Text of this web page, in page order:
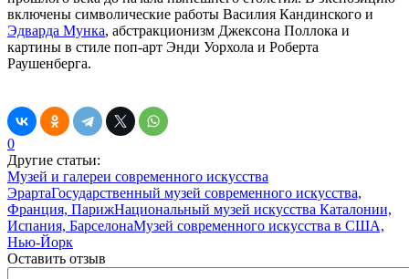
включены символические работы Василия Кандинского и
Эдварда Мунка, абстракционизм Джексона Поллока и
картины в стиле поп-арт Энди Уорхола и Роберта
Раушенберга.
0
Другие статьи:
Музей и галереи современного искусства
ЭрартаГосударственный музей современного искусства,
Франция, ПарижНациональный музей искусства Каталонии,
Испания, БарселонаМузей современного искусства в США,
Нью-Йорк
Оставить отзыв